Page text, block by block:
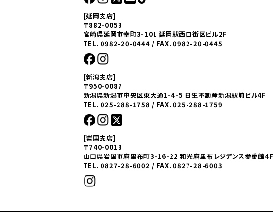
[延岡支店]
〒882-0053
宮崎県延岡市幸町3-101 延岡駅西口街区ビル2F
TEL. 0982-20-0444 / FAX. 0982-20-0445
[新潟支店]
〒950-0087
新潟県新潟市中央区東大通1-4-5 日生不動産新潟駅前ビル4F
TEL. 025-288-1758 / FAX. 025-288-1759
[岩国支店]
〒740-0018
山口県岩国市麻里布町3-16-22 和光麻里布レジデンス参番館4F
TEL. 0827-28-6002 / FAX. 0827-28-6003